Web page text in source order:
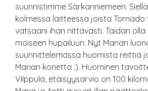
suunnistimme Särkänniemeen.
kolmessa laitteessa joista Tornado
vatsaani ihan riittävästi. Taidan olla
moiseen hupailuun. Nyt Marian
suunnittelemassa huomista reittiä
Marian konetta :). Huominen
Vilppula, etäisyysarvio on 100